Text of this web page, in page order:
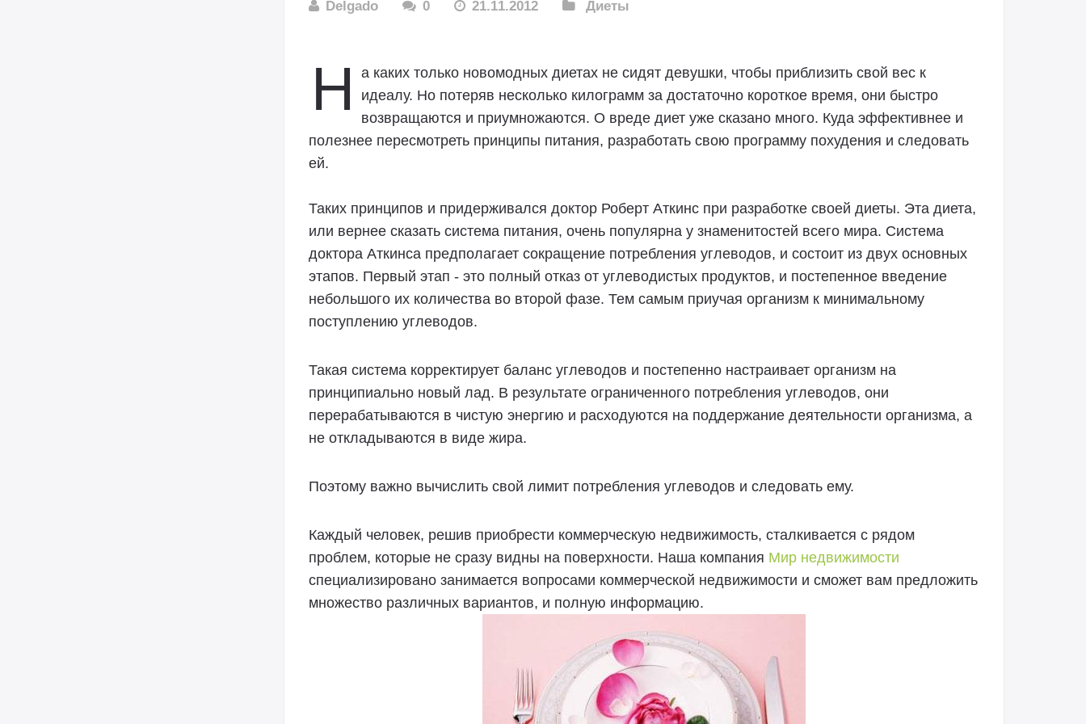
Delgado 0 21.11.2012 Диеты
Н
а каких только новомодных диетах не сидят девушки, чтобы приблизить свой вес к
идеалу. Но потеряв несколько килограмм за достаточно короткое время, они быстро
возвращаются и приумножаются. О вреде диет уже сказано много. Куда эффективнее и
полезнее пересмотреть принципы питания, разработать свою программу похудения и следовать
ей.
Таких принципов и придерживался доктор Роберт Аткинс при разработке своей диеты. Эта диета,
или вернее сказать система питания, очень популярна у знаменитостей всего мира. Система
доктора Аткинса предполагает сокращение потребления углеводов, и состоит из двух основных
этапов. Первый этап - это полный отказ от углеводистых продуктов, и постепенное введение
небольшого их количества во второй фазе. Тем самым приучая организм к минимальному
поступлению углеводов.
Такая система корректирует баланс углеводов и постепенно настраивает организм на
принципиально новый лад. В результате ограниченного потребления углеводов, они
перерабатываются в чистую энергию и расходуются на поддержание деятельности организма, а
не откладываются в виде жира.
Поэтому важно вычислить свой лимит потребления углеводов и следовать ему.
Каждый человек, решив приобрести коммерческую недвижимость, сталкивается с рядом
проблем, которые не сразу видны на поверхности. Наша компания Мир недвижимости
специализировано занимается вопросами коммерческой недвижимости и сможет вам предложить
множество различных вариантов, и полную информацию.